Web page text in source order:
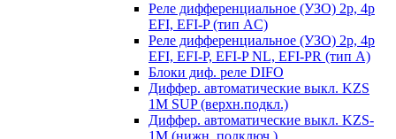
Реле дифференциальное (УЗО) 2р, 4р
EFI, EFI-P (тип AС)
Реле дифференциальное (УЗО) 2р, 4р
EFI, EFI-P, EFI-P NL, EFI-PR (тип A)
Блоки диф. реле DIFO
Диффер. автоматические выкл. KZS
1M SUP (верхн.подкл.)
Диффер. автоматические выкл. KZS-
1M (нижн. подключ.)